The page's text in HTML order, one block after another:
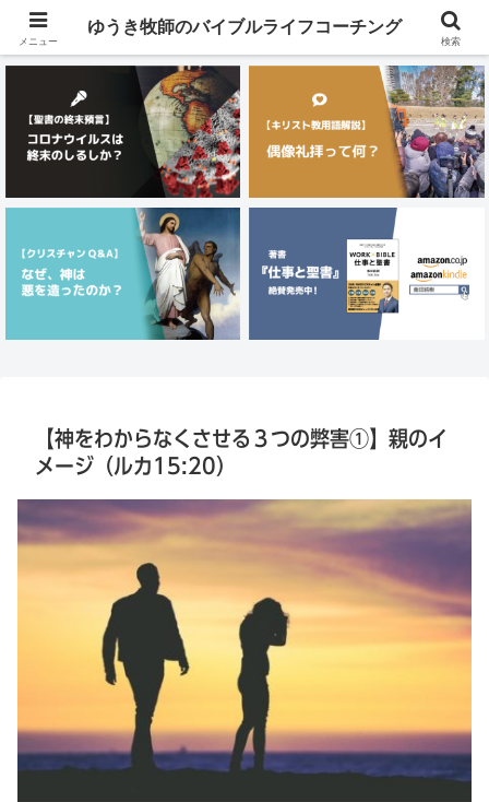
メニュー
【神をわからなくさせる３つの弊害①】親のイ
メージ（ルカ15:20）
メニュー
ゆうき牧師のバイブルライフコーチング
検索